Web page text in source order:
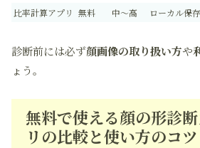
比率計算アプリ 無料 中〜高 ローカル保存
診断前には必ず顔画像の取り扱い方や
ょう。
無料で使える顔の形診
リの比較と使い方のコツ